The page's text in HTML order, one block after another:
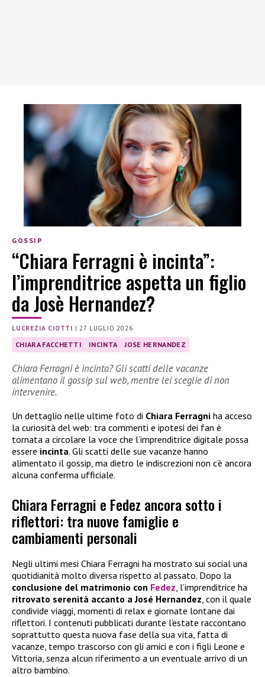
GOSSIP
“Chiara Ferragni è incinta”:
l’imprenditrice aspetta un figlio
da Josè Hernandez?
LUCREZIA CIOTTI |27 LUGLIO 2026
CHIARA FACCHETTI INCINTA JOSE HERNANDEZ
Chiara Ferragni è incinta? Gli scatti delle vacanze
alimentano il gossip sul web, mentre lei sceglie di non
intervenire.
Un dettaglio nelle ultime foto di Chiara Ferragni ha acceso
la curiosità del web: tra commenti e ipotesi dei fan è
tornata a circolare la voce che l’imprenditrice digitale possa
essere incinta. Gli scatti delle sue vacanze hanno
alimentato il gossip, ma dietro le indiscrezioni non c’è ancora
alcuna conferma ufficiale.
Chiara Ferragni e Fedez ancora sotto i
riflettori: tra nuove famiglie e
cambiamenti personali
Negli ultimi mesi Chiara Ferragni ha mostrato sui social una
quotidianità molto diversa rispetto al passato. Dopo la
conclusione del matrimonio con Fedez, l’imprenditrice ha
ritrovato serenità accanto a José Hernandez, con il quale
condivide viaggi, momenti di relax e giornate lontane dai
riflettori. I contenuti pubblicati durante l’estate raccontano
soprattutto questa nuova fase della sua vita, fatta di
vacanze, tempo trascorso con gli amici e con i figli Leone e
Vittoria, senza alcun riferimento a un eventuale arrivo di un
altro bambino.